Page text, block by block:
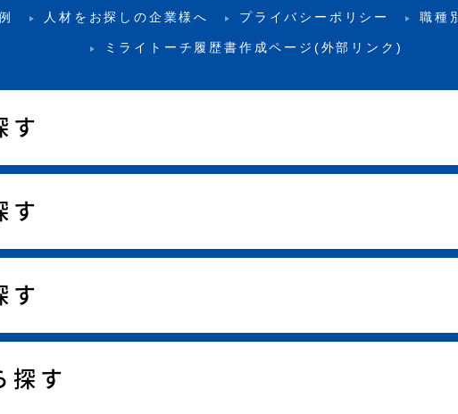
人材をお探しの企業様へ プライバシーポリシー 職種
ミライトーチ履歴書作成ページ(外部リンク)
す
す
す
探す